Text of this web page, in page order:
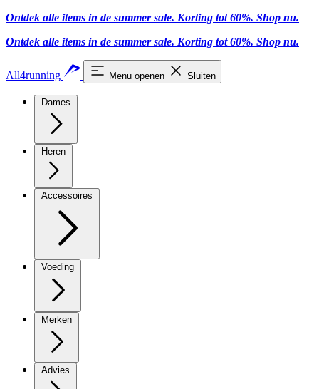
Ontdek alle items in de summer sale. Korting tot 60%. Shop nu.
Ontdek alle items in de summer sale. Korting tot 60%. Shop nu.
All4running Menu openen Sluiten
Dames
Heren
Accessoires
Voeding
Merken
Advies